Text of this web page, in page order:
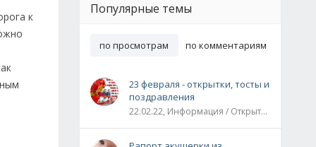
к
Популярные темы
по просмотрам по комментариям
23 февраля - открытки, тосты и
поздравления
22.02.22, Информация / Открытки / Все праздники